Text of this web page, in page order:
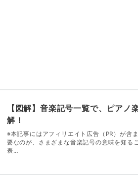
【図解】音楽記号一覧で、ピアノ
解！
※本記事にはアフィリエイト広告（PR）が含
要なのが、さまざまな音楽記号の意味を知る
表…